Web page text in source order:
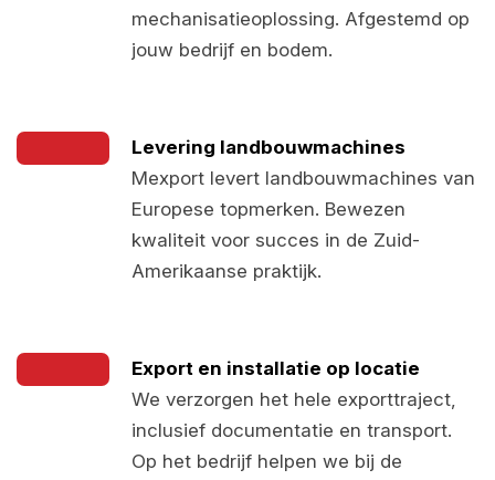
mechanisatieoplossing. Afgestemd op
jouw bedrijf en bodem.
Levering landbouwmachines
Mexport levert landbouwmachines van
Europese topmerken. Bewezen
kwaliteit voor succes in de Zuid-
Amerikaanse praktijk.
Export en installatie op locatie
We verzorgen het hele exporttraject,
inclusief documentatie en transport.
Op het bedrijf helpen we bij de